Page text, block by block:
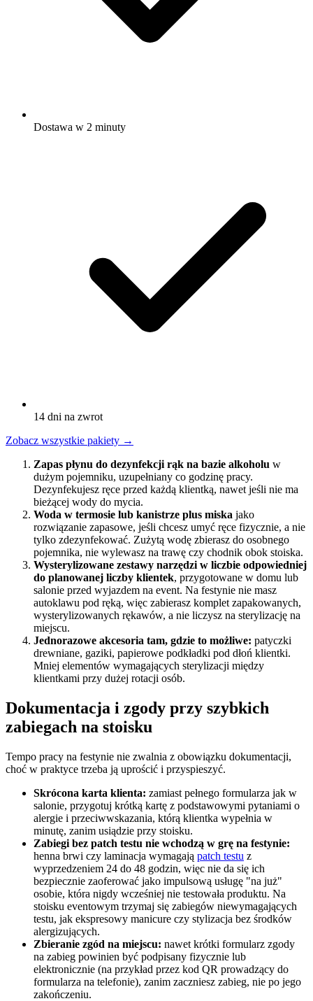
Dostawa w 2 minuty
14 dni na zwrot
Zobacz wszystkie pakiety →
Zapas płynu do dezynfekcji rąk na bazie alkoholu w
dużym pojemniku, uzupełniany co godzinę pracy.
Dezynfekujesz ręce przed każdą klientką, nawet jeśli nie ma
bieżącej wody do mycia.
Woda w termosie lub kanistrze plus miska jako
rozwiązanie zapasowe, jeśli chcesz umyć ręce fizycznie, a nie
tylko zdezynfekować. Zużytą wodę zbierasz do osobnego
pojemnika, nie wylewasz na trawę czy chodnik obok stoiska.
Wysterylizowane zestawy narzędzi w liczbie odpowiedniej
do planowanej liczby klientek, przygotowane w domu lub
salonie przed wyjazdem na event. Na festynie nie masz
autoklawu pod ręką, więc zabierasz komplet zapakowanych,
wysterylizowanych rękawów, a nie liczysz na sterylizację na
miejscu.
Jednorazowe akcesoria tam, gdzie to możliwe: patyczki
drewniane, gaziki, papierowe podkładki pod dłoń klientki.
Mniej elementów wymagających sterylizacji między
klientkami przy dużej rotacji osób.
Dokumentacja i zgody przy szybkich
zabiegach na stoisku
Tempo pracy na festynie nie zwalnia z obowiązku dokumentacji,
choć w praktyce trzeba ją uprościć i przyspieszyć.
Skrócona karta klienta: zamiast pełnego formularza jak w
salonie, przygotuj krótką kartę z podstawowymi pytaniami o
alergie i przeciwwskazania, którą klientka wypełnia w
minutę, zanim usiądzie przy stoisku.
Zabiegi bez patch testu nie wchodzą w grę na festynie:
henna brwi czy laminacja wymagają patch testu z
wyprzedzeniem 24 do 48 godzin, więc nie da się ich
bezpiecznie zaoferować jako impulsową usługę "na już"
osobie, która nigdy wcześniej nie testowała produktu. Na
stoisku eventowym trzymaj się zabiegów niewymagających
testu, jak ekspresowy manicure czy stylizacja bez środków
alergizujących.
Zbieranie zgód na miejscu: nawet krótki formularz zgody
na zabieg powinien być podpisany fizycznie lub
elektronicznie (na przykład przez kod QR prowadzący do
formularza na telefonie), zanim zaczniesz zabieg, nie po jego
zakończeniu.